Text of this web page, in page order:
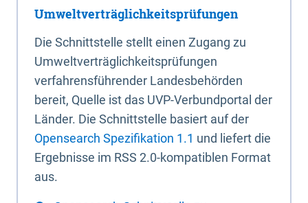
Umweltverträglichkeitsprüfungen
Die Schnittstelle stellt einen Zugang zu
Umweltverträglichkeitsprüfungen
verfahrensführender Landesbehörden
bereit, Quelle ist das UVP-Verbundportal der
Länder. Die Schnittstelle basiert auf der
Opensearch Spezifikation 1.1 und liefert die
Ergebnisse im RSS 2.0-kompatiblen Format
aus.